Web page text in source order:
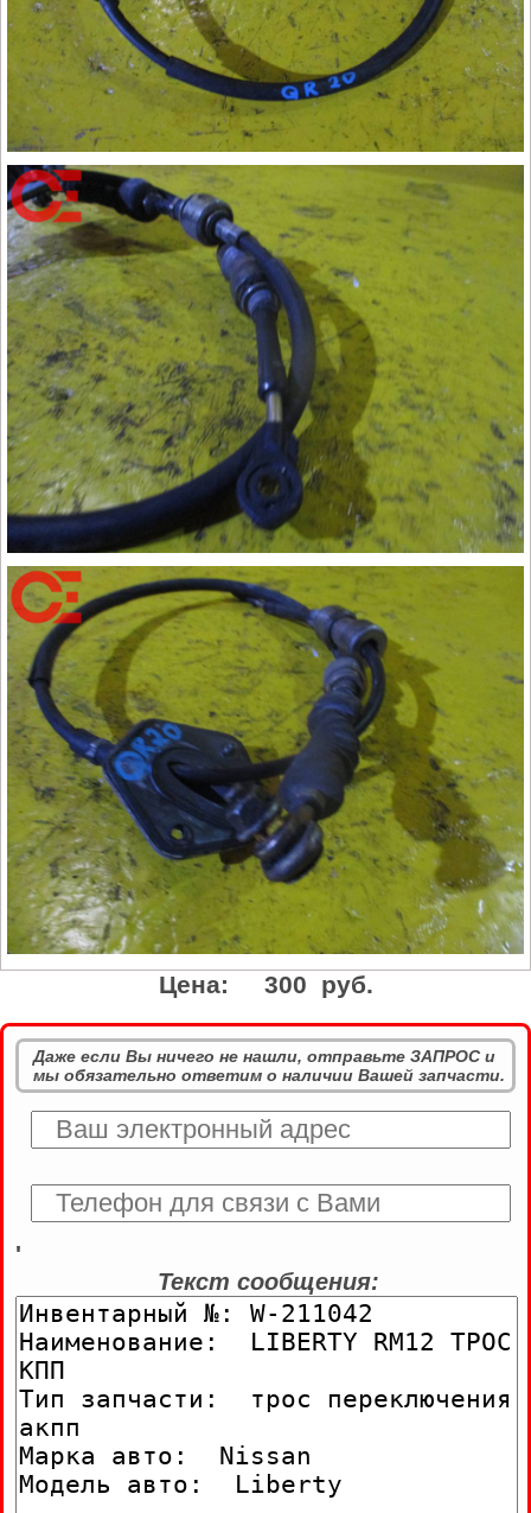
Цена: 300 руб.
Даже если Вы ничего не нашли, отправьте ЗАПРОС и
мы обязательно ответим о наличии Вашей запчасти.
'
Текст сообщения: